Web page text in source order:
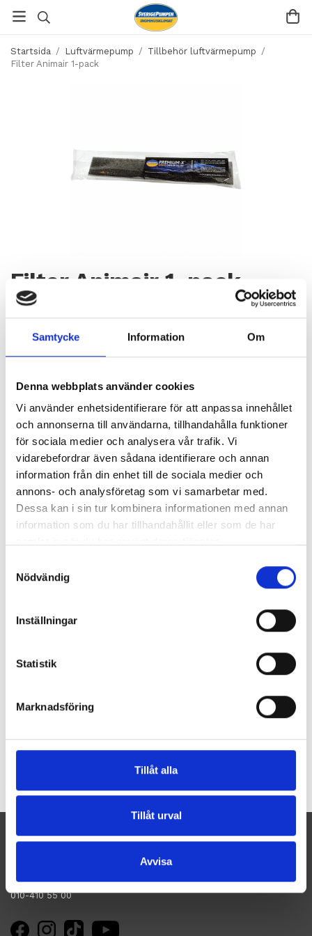
Samtycke Information Om
Denna webbplats använder cookies
Vi använder enhetsidentifierare för att anpassa innehållet
och annonserna till användarna, tillhandahålla funktioner
för sociala medier och analysera vår trafik. Vi
vidarebefordrar även sådana identifierare och annan
information från din enhet till de sociala medier och
annons- och analysföretag som vi samarbetar med.
Dessa kan i sin tur kombinera informationen med annan
information som du har tillhandahållit eller som de har
Nödvändig
Inställningar
Statistik
Marknadsföring
Tillåt alla
Tillåt urval
Avvisa
Startsida / Luftvärmepump / Tillbehör luftvärmepump /
Filter Animair 1-pack
Filter Animair 1-pack
Finns i lager för omgående leverans
Lägg i varukorgen
Produktbeskrivning:
Premium-X luftreningsfilter för Animair. Kombinerat
microfilter och aktivt kolfilter som tar bort odörer och
partiklar i inomhusluften.
När är det dags att byta filtret?
Filtret placeras i inomhusdelen och bör bytas ca var 3e
månad.
Information:
Premium-X filter (passar till Animair)
X-ACF Animair
KONTAKTA OSS
Varmt välkommen att kontakta oss om du
010-410 55 00
Mina favoriter